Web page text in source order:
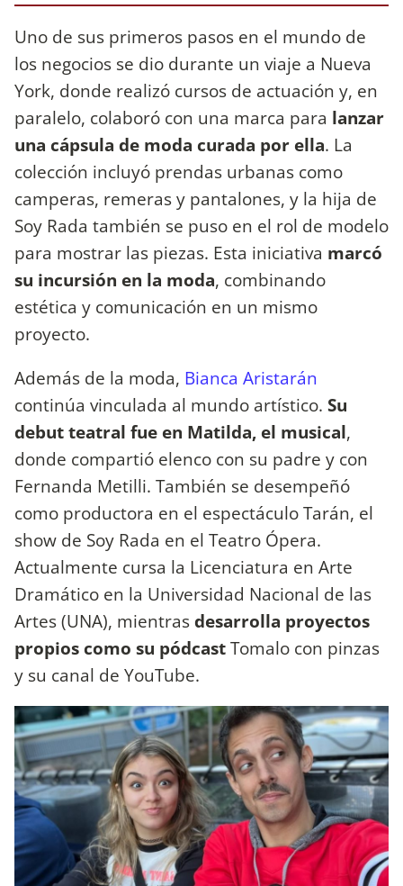
Uno de sus primeros pasos en el mundo de
los negocios se dio durante un viaje a Nueva
York, donde realizó cursos de actuación y, en
paralelo, colaboró con una marca para lanzar
una cápsula de moda curada por ella. La
colección incluyó prendas urbanas como
camperas, remeras y pantalones, y la hija de
Soy Rada también se puso en el rol de modelo
para mostrar las piezas. Esta iniciativa marcó
su incursión en la moda, combinando
estética y comunicación en un mismo
proyecto.
Además de la moda, Bianca Aristarán
continúa vinculada al mundo artístico. Su
debut teatral fue en Matilda, el musical,
donde compartió elenco con su padre y con
Fernanda Metilli. También se desempeñó
como productora en el espectáculo Tarán, el
show de Soy Rada en el Teatro Ópera.
Actualmente cursa la Licenciatura en Arte
Dramático en la Universidad Nacional de las
Artes (UNA), mientrasdesarrolla proyectos
propios como su pódcastTomalo con pinzas
y su canal de YouTube.